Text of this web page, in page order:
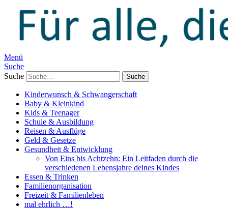
Menü
Suche
Suche
Kinderwunsch & Schwangerschaft
Baby & Kleinkind
Kids & Teenager
Schule & Ausbildung
Reisen & Ausflüge
Geld & Gesetze
Gesundheit & Entwicklung
Von Eins bis Achtzehn: Ein Leitfaden durch die
verschiedenen Lebensjahre deines Kindes
Essen & Trinken
Familienorganisation
Freizeit & Familienleben
mal ehrlich …!